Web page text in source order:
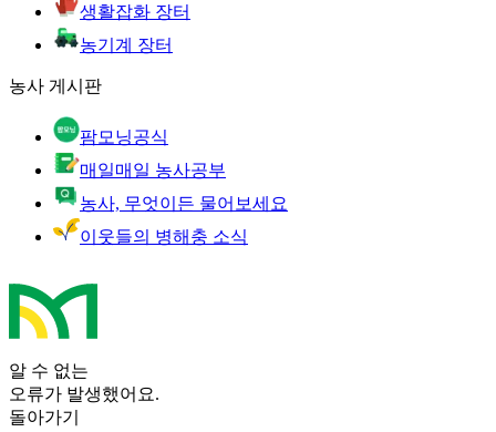
생활잡화 장터
농기계 장터
농사 게시판
팜모닝공식
매일매일 농사공부
농사, 무엇이든 물어보세요
이웃들의 병해충 소식
알 수 없는
오류가 발생했어요.
돌아가기